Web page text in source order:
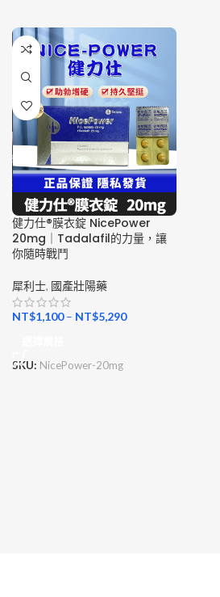
健力仕®膜衣錠 NicePower
20mg｜Tadalafil的力量，讓
你隨時戰鬥
犀利士, 國產壯陽藥
NT$1,100– NT$5,290
SKU: NicePower-20mg